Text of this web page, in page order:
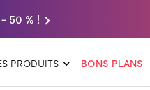
50 % !
PRODUITS BONS PLANS